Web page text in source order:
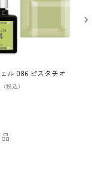
ル 086 ピスタチオ
（税込）